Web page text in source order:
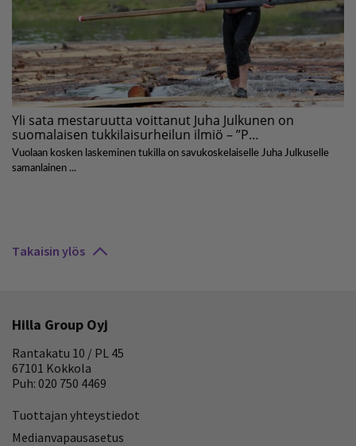
Takaisin ylös
Hilla Group Oyj
Rantakatu 10 / PL 45
67101 Kokkola
Puh: 020 750 4469
Tuottajan yhteystiedot
Medianvapausasetus